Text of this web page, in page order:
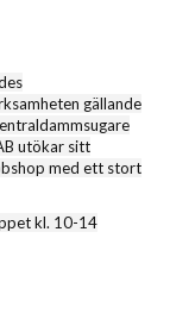
gällande
utökar sitt
med ett stort
kl. 10-14